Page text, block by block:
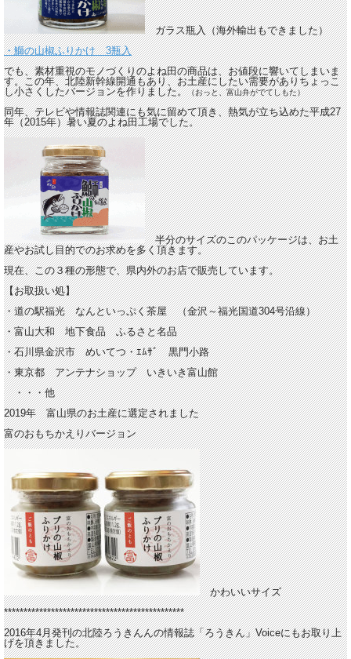
ガラス瓶入（海外輸出もできました）
・鰤の山椒ふりかけ 3瓶入
でも、素材重視のモノづくりのよね田の商品は、お値段に響いてしまいま
す。この年、北陸新幹線開通もあり、お土産にしたい需要がありちょっこ
し小さくしたバージョンを作りました。（おっと、富山弁がでてしもた）
同年、テレビや情報誌関連にも気に留めて頂き、熱気が立ち込めた平成27
年（2015年）暑い夏のよね田工場でした。
半分のサイズのこのパッケージは、お土
産やお試し目的でのお求めを多く頂きます。
現在、この３種の形態で、県内外のお店で販売しています。
【お取扱い処】
・道の駅福光 なんといっぷく茶屋 （金沢～福光国道304号沿線）
・富山大和 地下食品 ふるさと名品
・石川県金沢市 めいてつ・ｴﾑｻﾞ 黒門小路
・東京都 アンテナショップ いきいき富山館
・・・他
2019年 富山県のお土産に選定されました
富のおもちかえりバージョン
かわいいサイズ
**********************************************
2016年4月発刊の北陸ろうきんんの情報誌「ろうきん」Voiceにもお取り上
げを頂きました。